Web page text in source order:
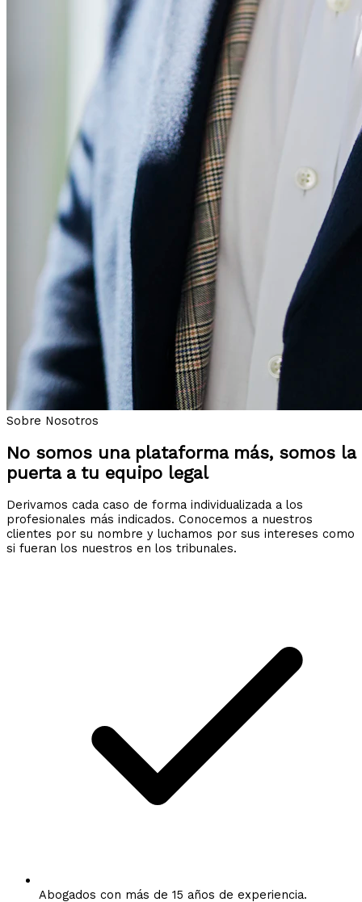
Sobre Nosotros
No somos una plataforma más, somos la
puerta a tu equipo legal
Derivamos cada caso de forma individualizada a los
profesionales más indicados. Conocemos a nuestros
clientes por su nombre y luchamos por sus intereses como
si fueran los nuestros en los tribunales.
Abogados con más de 15 años de experiencia.